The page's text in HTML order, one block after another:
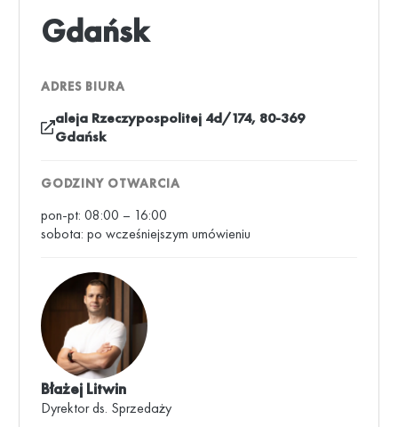
Gdańsk
ADRES BIURA
aleja Rzeczypospolitej 4d/174, 80-369
Gdańsk
GODZINY OTWARCIA
pon-pt: 08:00 – 16:00
sobota: po wcześniejszym umówieniu
Błażej Litwin
Dyrektor ds. Sprzedaży